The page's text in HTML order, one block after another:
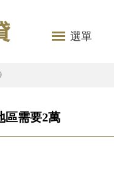
選單
區需要2萬